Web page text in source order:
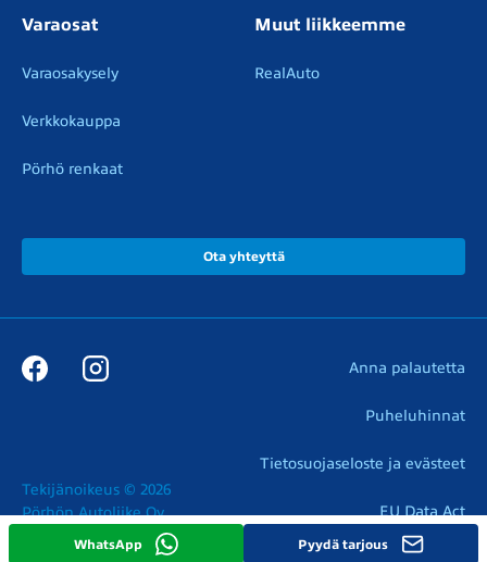
WhatsApp Pyydä tarjous
Varaosat
Varaosakysely
Verkkokauppa
Pörhö renkaat
Muut liikkeemme
RealAuto
Ota yhteyttä
Tekijänoikeus © 2026
Pörhön Autoliike Oy
Anna palautetta
Puheluhinnat
Tietosuojaseloste ja evästeet
EU Data Act